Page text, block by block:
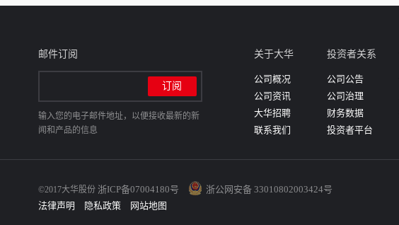
邮件订阅
输入您的电子邮件地址，以便接收最新的新
闻和产品的信息
关于大华
公司概况
公司资讯
大华招聘
联系我们
投资者关系
公司公告
公司治理
财务数据
投资者平台
©2017大华股份 浙ICP备07004180号
浙公网安备 33010802003424号
法律声明
隐私政策 网站地图